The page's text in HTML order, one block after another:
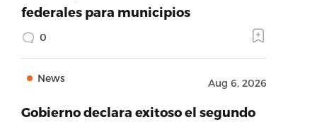
federales para municipios
0
News Aug 6, 2026
Gobierno declara exitoso el segundo